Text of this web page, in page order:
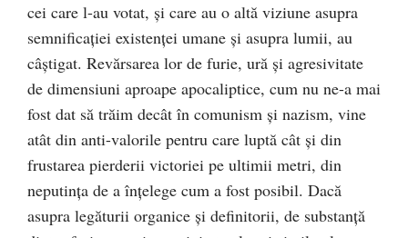
cei care l-au votat, şi care au o altă viziune asupra
semnificaţiei existenţei umane şi asupra lumii, au
câştigat. Revărsarea lor de furie, ură şi agresivitate
de dimensiuni aproape apocaliptice, cum nu ne-a mai
fost dat să trăim decât în comunism şi nazism, vine
atât din anti-valorile pentru care luptă cât şi din
frustarea pierderii victoriei pe ultimii metri, din
neputinţa de a înţelege cum a fost posibil. Dacă
asupra legăturii organice şi definitorii, de substanţă